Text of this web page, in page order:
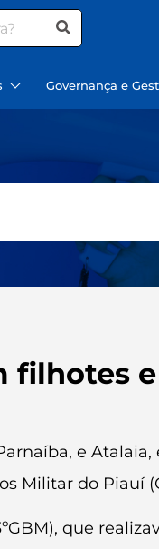
Governança e
e
Militar do Piauí
que